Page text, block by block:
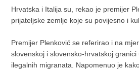
Hrvatska i Italija su, rekao je premijer
prijateljske zemlje koje su povijesno i
Premijer Plenković se referirao i na
slovenskoj i slovensko-hrvatskoj
ilegalnih migranata. Napomenuo je